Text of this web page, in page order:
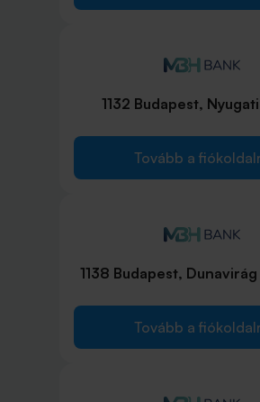
1132 Budapest,
Tovább a
1138 Budapest,
Tovább a